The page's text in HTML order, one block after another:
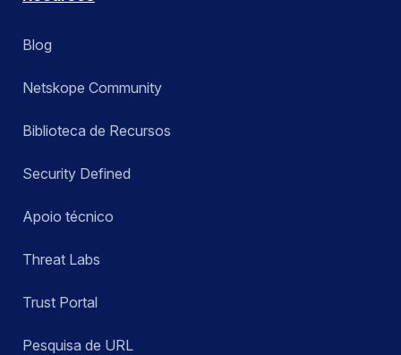
Blog
Netskope Community
Biblioteca de Recursos
Security Defined
Apoio técnico
Threat Labs
Trust Portal
Pesquisa de URL